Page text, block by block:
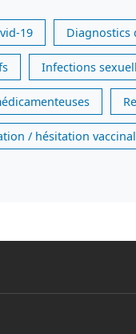
19
Infections
/ hésitation